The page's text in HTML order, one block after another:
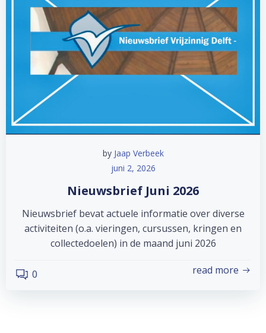
by Jaap Verbeek
juni 2, 2026
Nieuwsbrief Juni 2026
Nieuwsbrief bevat actuele informatie over diverse
activiteiten (o.a. vieringen, cursussen, kringen en
collectedoelen) in de maand juni 2026
0 read more